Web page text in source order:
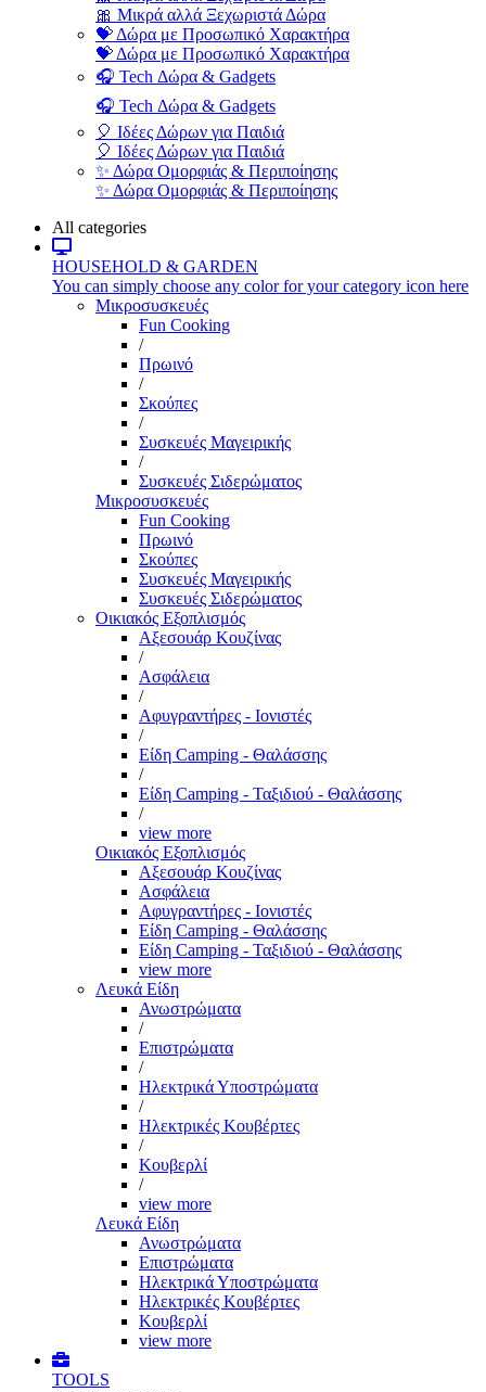
🎀 Μικρά αλλά Ξεχωριστά Δώρα
💝 Δώρα με Προσωπικό Χαρακτήρα
💝 Δώρα με Προσωπικό Χαρακτήρα
🎧 Tech Δώρα & Gadgets
🎧 Tech Δώρα & Gadgets
🎈 Ιδέες Δώρων για Παιδιά
🎈 Ιδέες Δώρων για Παιδιά
✨ Δώρα Ομορφιάς & Περιποίησης
✨ Δώρα Ομορφιάς & Περιποίησης
All categories
HOUSEHOLD & GARDEN
You can simply choose any color for your category icon here
Μικροσυσκευές
Fun Cooking
/
Πρωινό
/
Σκούπες
/
Συσκευές Μαγειρικής
/
Συσκευές Σιδερώματος
Μικροσυσκευές
Fun Cooking
Πρωινό
Σκούπες
Συσκευές Μαγειρικής
Συσκευές Σιδερώματος
Οικιακός Εξοπλισμός
Αξεσουάρ Κουζίνας
/
Ασφάλεια
/
Αφυγραντήρες - Ιονιστές
/
Είδη Camping - Θαλάσσης
/
Είδη Camping - Ταξιδιού - Θαλάσσης
/
view more
Οικιακός Εξοπλισμός
Αξεσουάρ Κουζίνας
Ασφάλεια
Αφυγραντήρες - Ιονιστές
Είδη Camping - Θαλάσσης
Είδη Camping - Ταξιδιού - Θαλάσσης
view more
Λευκά Είδη
Ανωστρώματα
/
Επιστρώματα
/
Ηλεκτρικά Υποστρώματα
/
Ηλεκτρικές Κουβέρτες
/
Κουβερλί
/
view more
Λευκά Είδη
Ανωστρώματα
Επιστρώματα
Ηλεκτρικά Υποστρώματα
Ηλεκτρικές Κουβέρτες
Κουβερλί
view more
TOOLS